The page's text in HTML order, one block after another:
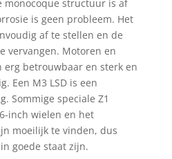
monocoque structuur is af
is geen probleem. Het
af te stellen en de
vervangen. Motoren en
erg betrouwbaar en sterk en
Een M3 LSD is een
Sommige speciale Z1
inch wielen en het
moeilijk te vinden, dus
goede staat zijn.